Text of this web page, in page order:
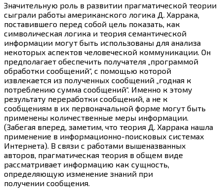
Значительную роль в развитии прагматической теории
сыграли работы американского логика Д. Харрака,
поставившего перед собой цель показать, как
символическая логика и теория семантической
информации могут быть использованы для анализа
некоторых аспектов человеческой коммуникации. Он
предполагает обеспечить получателя „программой
обработки сообщений“, с помощью которой
извлекается из полученных сообщений „годная к
потреблению сумма сообщений“. Именно к этому
результату переработки сообщений, а не к
сообщениям в их первоначальной форме могут быть
применены количественные меры информации.
(Забегая вперед, заметим, что теория Д. Харрака нашла
применение в информационно-поисковых системах
Интернета). В связи с работами вышеназванных
авторов, прагматическая теория в общем виде
рассматривает информацию как сущность,
определяющую изменение знаний при
получении сообщения.